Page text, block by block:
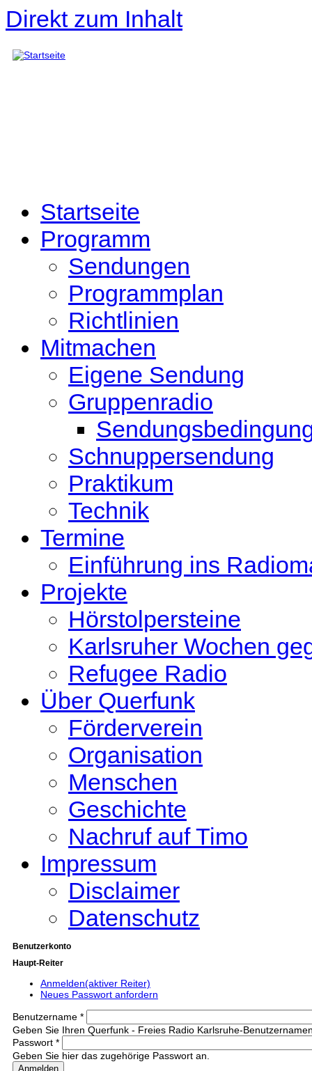
Direkt zum Inhalt
Startseite
Programm
Sendungen
Programmplan
Richtlinien
Mitmachen
Eigene Sendung
Gruppenradio
Schnuppersendung
Praktikum
Technik
Termine
Einführung ins
Projekte
Hörstolpersteine
Karlsruher Wochen
Refugee Radio
Über Querfunk
Förderverein
Organisation
Menschen
Geschichte
Nachruf auf Timo
Impressum
Disclaimer
Datenschutz
Benutzerkonto
Haupt-Reiter
Anmelden(aktiver Reiter)
Neues Passwort anfordern
Benutzername *
Geben Sie Ihren Querfunk - Freies Radio Karlsruhe-
Passwort *
Geben Sie hier das zugehörige Passwort an.